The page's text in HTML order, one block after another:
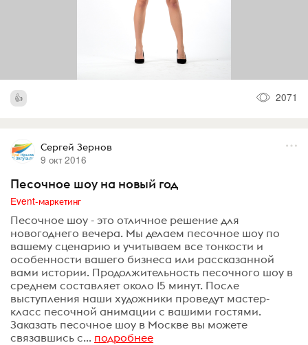
2071
Сергей Зернов
9 окт 2016
Песочное шоу на новый год
Event-маркетинг
Песочное шоу - это отличное решение для
новогоднего вечера. Мы делаем песочное шоу по
вашему сценарию и учитываем все тонкости и
особенности вашего бизнеса или рассказанной
вами истории. Продолжительность песочного шоу в
среднем составляет около 15 минут. После
выступления наши художники проведут мастер-
класс песочной анимации с вашими гостями.
Заказать песочное шоу в Москве вы можете
связавшись с... подробнее